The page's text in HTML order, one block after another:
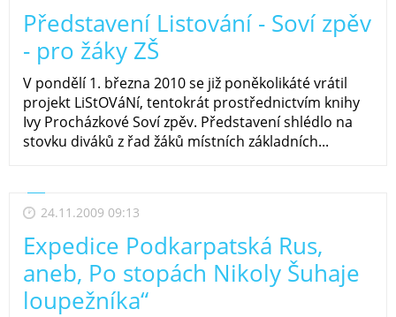
Představení Listování - Soví zpěv
- pro žáky ZŠ
V pondělí 1. března 2010 se již poněkolikáté vrátil
projekt LiStOVáNí, tentokrát prostřednictvím knihy
Ivy Procházkové Soví zpěv. Představení shlédlo na
stovku diváků z řad žáků místních základních...
24.11.2009 09:13
Expedice Podkarpatská Rus,
aneb, Po stopách Nikoly Šuhaje
loupežníka“